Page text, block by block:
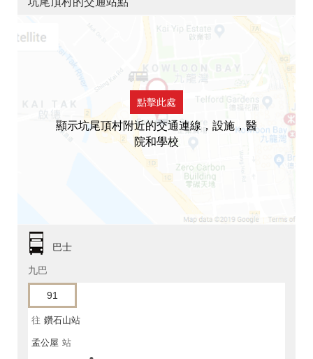
點擊此處
顯示坑尾頂村附近的交通連線，設施，醫
院和學校
巴士
九巴
91
往 鑽石山站
孟公屋 站